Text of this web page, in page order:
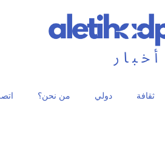
ثقافة دولي من نحن؟